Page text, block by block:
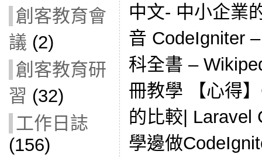
創客教育會
議 (2)
創客教育研
習 (32)
工作日誌
(156)
中文- 中小企業
音 CodeIgniter
科全書 –
冊教學 【心得
的比較| Laravel
學邊做